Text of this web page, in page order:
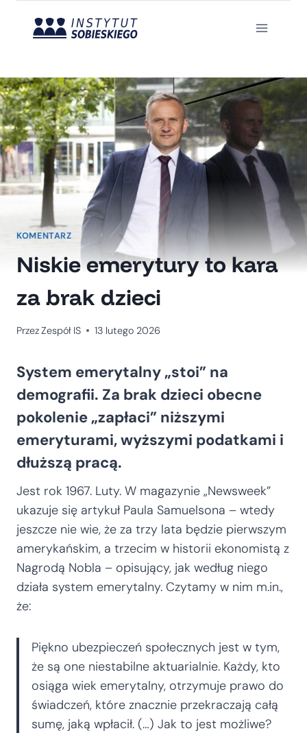
KOMENTARZ
Niskie emerytury to kara
za brak dzieci
PrzezZespół IS 13 lutego 2026
System emerytalny „stoi” na
demografii. Za brak dzieci obecne
pokolenie „zapłaci” niższymi
emeryturami, wyższymi podatkami i
dłuższą pracą.
Jest rok 1967. Luty. W magazynie „Newsweek”
ukazuje się artykuł Paula Samuelsona – wtedy
jeszcze nie wie, że za trzy lata będzie pierwszym
amerykańskim, a trzecim w historii ekonomistą z
Nagrodą Nobla – opisujący, jak według niego
działa system emerytalny. Czytamy w nim m.in.,
że:
Piękno ubezpieczeń społecznych jest w tym,
że są one niestabilne aktuarialnie. Każdy, kto
osiąga wiek emerytalny, otrzymuje prawo do
świadczeń, które znacznie przekraczają całą
sumę, jaką wpłacił. (…) Jak to jest możliwe?